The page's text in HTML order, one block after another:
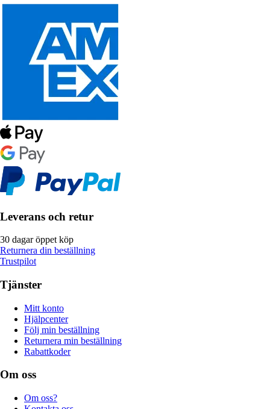
Leverans och retur
30 dagar öppet köp
Returnera din beställning
Trustpilot
Tjänster
Mitt konto
Hjälpcenter
Följ min beställning
Returnera min beställning
Rabattkoder
Om oss
Om oss?